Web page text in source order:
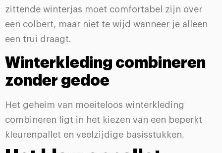
zittende winterjas moet comfortabel zijn over
een colbert, maar niet te wijd wanneer je alleen
een trui draagt.
Winterkleding combineren
zonder gedoe
Het geheim van moeiteloos winterkleding
combineren ligt in het kiezen van een beperkt
kleurenpallet en veelzijdige basisstukken.